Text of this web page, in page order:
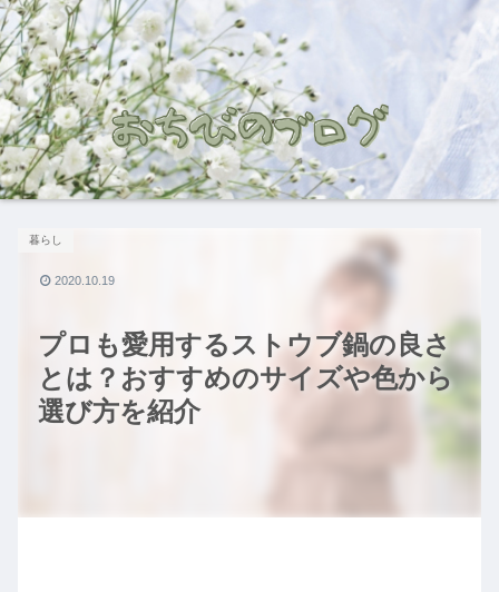
プロも愛用するストウブ鍋の良さ
とは？おすすめのサイズや色から
選び方を紹介
暮らし
2020.10.19